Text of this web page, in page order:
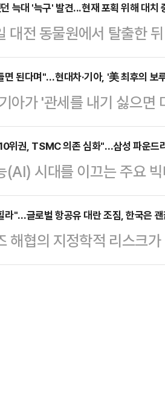
강성 당권파로 분류되는
이 실제 '외교'를 위한 출
을 준비해 온 김대식 당대
관련 기자회견을 열고 "
정을 두 차례 연기했다"
늑대 '늑구' 발견...현재 포획 위해 대치
대전 동물원에서 탈출한
돼 소방당국이 구조 작
10시 40분께 대전 중구
고가 접수됐다.신고자는
과, 늑구가 발견된 장소
어진 야산으로 파악됐다.
해 출동했다. 다만 현재
100~15…
면 된다며"…현대차·기아, '美 최후의 보
아가 '관세를 내기 싫으
한다. 그동안 사실상 '금
출하기로 하면서다. 관세
으로 돌파하겠다는 전략
년까지 중형 전기 픽
에 선보이겠다고 밝혔다.
국제 오토쇼'에서 콘셉
트럭…
위권, TSMC 의존 심화"…삼성 파운드
(AI) 시대를 이끄는 주요
글로벌 파운드리(반도체
계 반도체 공급망이 특정
한 '쏠림' 현상 속에서 삼
들 수 있을지 관심이 쏠
라"…글로벌 항공유 대란 조짐, 한국은
해협의 지정학적 리스크
나타나고 있다. 유럽은